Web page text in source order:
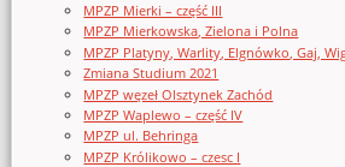
MPZP Mierki – część III
MPZP Mierkowska, Zielona i Polna
MPZP Platyny, Warlity, Elgnówko, Gaj,
Zmiana Studium 2021
MPZP węzeł Olsztynek Zachód
MPZP Waplewo – część IV
MPZP ul. Behringa
MPZP Królikowo – czesc I